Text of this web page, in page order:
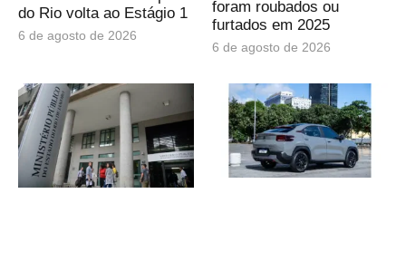
do Rio volta ao Estágio 1
6 de agosto de 2026
foram roubados ou
furtados em 2025
6 de agosto de 2026